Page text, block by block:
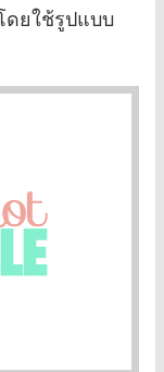
ยใช้รูปแบบ